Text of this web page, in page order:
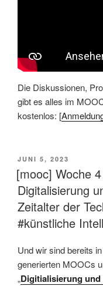
Die Diskussionen,
gibt es alles im
kostenlos: [
VERÖFFENTLICHT
AM
JUNI 5, 2023
[mooc] Woche
Digitalisierung
Zeitalter der
#künstliche
Und wir sind bereits
generierten MOOCs
„Digitialisierung und